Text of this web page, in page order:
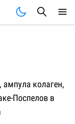
колаген,
Поспелов в